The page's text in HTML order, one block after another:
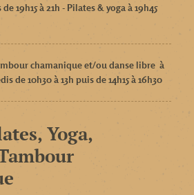
19h15 à 21h - Pilates & yoga à 19h45
chamaniqueet/ou danse libre à
de 10h30 à 13h puis de 14h15 à 16h30
Yoga,